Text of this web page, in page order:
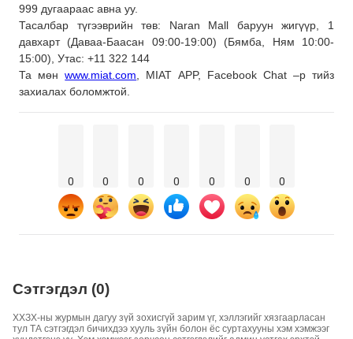
999 дугаараас авна уу.
Тасалбар түгээврийн төв: Naran Mall баруун жигүүр, 1
давхарт (Даваа-Баасан 09:00-19:00) (Бямба, Ням 10:00-
15:00), Утас: +11 322 144
Та мөнwww.miat.com , MIAT APP, Facebook Chat –р тийз
захиалах боломжтой.
0 0 0 0 0 0 0
Сэтгэгдэл (0)
ХХЗХ-ны журмын дагуу зүй зохисгүй зарим үг, хэллэгийг хязгаарласан
тул ТА сэтгэгдэл бичихдээ хууль зүйн болон ёс суртахууны хэм хэмжээг